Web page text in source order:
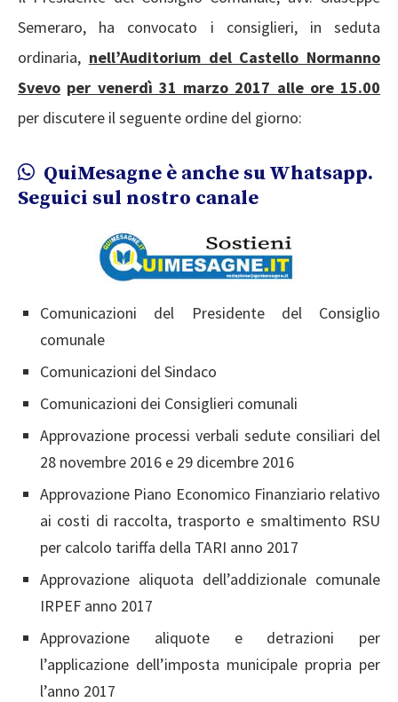
Semeraro, ha convocato i consiglieri, in seduta
ordinaria, nell’Auditorium del Castello Normanno
Svevo per venerdì 31 marzo 2017 alle ore 15.00
per discutere il seguente ordine del giorno:
QuiMesagne è anche su Whatsapp.
Seguici sul nostro canale
Comunicazioni del Presidente del Consiglio
comunale
Comunicazioni del Sindaco
Comunicazioni dei Consiglieri comunali
Approvazione processi verbali sedute consiliari del
28 novembre 2016 e 29 dicembre 2016
Approvazione Piano Economico Finanziario relativo
ai costi di raccolta, trasporto e smaltimento RSU
per calcolo tariffa della TARI anno 2017
Approvazione aliquota dell’addizionale comunale
IRPEF anno 2017
Approvazione aliquote e detrazioni per
l’applicazione dell’imposta municipale propria per
l’anno 2017